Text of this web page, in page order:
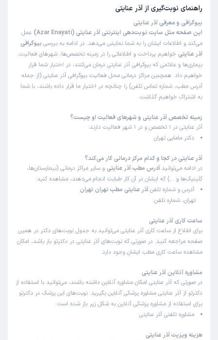
راهنمای نوبت‌گیری از آذر عنایتی
بیوگرافی و معرفی آذر عنایتی
این صفحه مثل سایت نوبت‌دهی اینترنتی آذر عنایتی (Azar Enayati)
عمل
می‌کند و اطلاعات ایشان را به شما نمایش می‌دهد. در ادامه به بررسی بیوگرافی
آذر عنایتی خواهیم پرداخت و اطلاعاتی را در زمینه تخصص‌ها، شهرهای فعالیت،
بیماری‌ها و علائمی که بیوگرافی آذر عنایتی درمان می‌کنند، در اختیار شما قرار
خواهیم داد. همچنین مراکز درمانی محل فعالیت بیوگرافی آذر عنایتی (از جمله
آدرس مطب، شماره تماس تلفن) را چنانچه در اختیار ما قرار داده باشند، با شما
به اشتراک خواهیم گذاشت.
زمینه تخصص آذر عنایتی و شهرهای فعالیت او چیست؟
آذر عنایتی در 1 تخصص و در 1 شهر فعالیت دارند:
دکتر مامایی تهران
آذر عنایتی در کجا و کدام مرکز درمانی کار می‌کند؟
در ادامه می‌توانید آدرس مطب آذر عنایتی و سایر مراکز درمانی (بیمارستان‌ها،
کلینیک‌ها و …) که ایشان در آن کار طبابت انجام می‌دهند، مشاهده کنید:
آدرس و شماره تلفنآذر عنایتی مطب تهران تهران
تهران، شماره تلفن:
ساعت کاری آذر عنایتی
برای اطلاع از ساعت کاری آذر عنایتی می‌توانید به جدول نوبت‌های دکتر در همین
صفحه مراجعه کنید. در صورتی که نوبت‌های آذر عنایتی در دکترتو باز باشد، امکان
مشاهده ساعت کاری مطب ایشان وجود دارد.
مشاوره آنلاین آذر عنایتی
در صورتی که آذر عنایتی امکان مشاوره آنلاین داشته باشند، می‌توانید با استفاده از
دکترتو از آذر عنایتی مشاوره پزشکی آنلاین بگیرید. نوبت‌های این پزشک در دکترتو
برای استفاده از مشاوره پزشکی آنلاین به شکل زیر باز شده است:
مشاوره تلفنی آذر عنایتی
هزینه ویزیت آذر عنایتی